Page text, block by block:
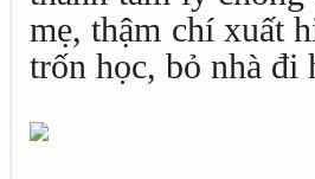
mẹ, thậm chí xuất
trốn học, bỏ nhà đi